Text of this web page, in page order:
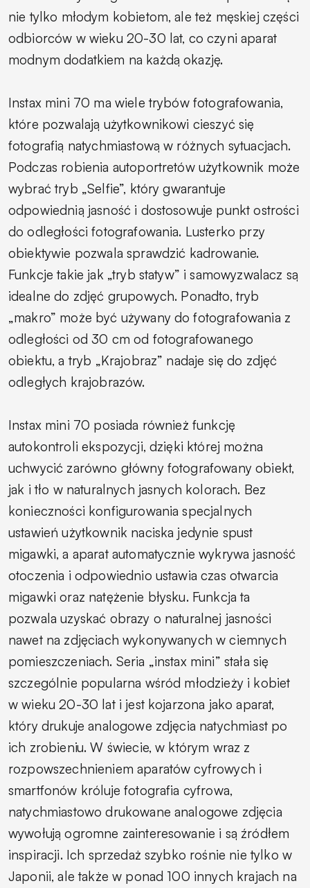
nie tylko młodym kobietom, ale też męskiej części
odbiorców w wieku 20-30 lat, co czyni aparat
modnym dodatkiem na każdą okazję.
Instax mini 70 ma wiele trybów fotografowania,
które pozwalają użytkownikowi cieszyć się
fotografią natychmiastową w różnych sytuacjach.
Podczas robienia autoportretów użytkownik może
wybrać tryb „Selfie”, który gwarantuje
odpowiednią jasność i dostosowuje punkt ostrości
do odległości fotografowania. Lusterko przy
obiektywie pozwala sprawdzić kadrowanie.
Funkcje takie jak „tryb statyw” i samowyzwalacz są
idealne do zdjęć grupowych. Ponadto, tryb
„makro” może być używany do fotografowania z
odległości od 30 cm od fotografowanego
obiektu, a tryb „Krajobraz” nadaje się do zdjęć
odległych krajobrazów.
Instax mini 70 posiada również funkcję
autokontroli ekspozycji, dzięki której można
uchwycić zarówno główny fotografowany obiekt,
jak i tło w naturalnych jasnych kolorach. Bez
konieczności konfigurowania specjalnych
ustawień użytkownik naciska jedynie spust
migawki, a aparat automatycznie wykrywa jasność
otoczenia i odpowiednio ustawia czas otwarcia
migawki oraz natężenie błysku. Funkcja ta
pozwala uzyskać obrazy o naturalnej jasności
nawet na zdjęciach wykonywanych w ciemnych
pomieszczeniach. Seria „instax mini” stała się
szczególnie popularna wśród młodzieży i kobiet
w wieku 20-30 lat i jest kojarzona jako aparat,
który drukuje analogowe zdjęcia natychmiast po
ich zrobieniu. W świecie, w którym wraz z
rozpowszechnieniem aparatów cyfrowych i
smartfonów króluje fotografia cyfrowa,
natychmiastowo drukowane analogowe zdjęcia
wywołują ogromne zainteresowanie i są źródłem
inspiracji. Ich sprzedaż szybko rośnie nie tylko w
Japonii, ale także w ponad 100 innych krajach na